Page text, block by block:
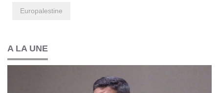
Europalestine
A LA UNE